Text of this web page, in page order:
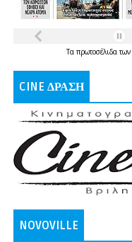
Τα πρωτοσέλιδατων
CINE ΔΡΑΣΗ
NOVOVILLE